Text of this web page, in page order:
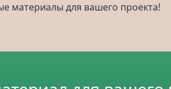
материалы для вашего проекта!